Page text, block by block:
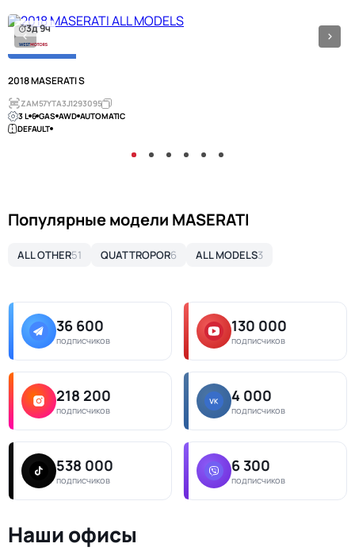
3д 9ч
2018 MASERATI S
ZAM57YTA3J1293095
3 L 6 GAS AWD AUTOMATIC
DEFAULT
Популярные модели MASERATI
ALL OTHER51 QUATTROPOR6 ALL MODELS3
36 600
подписчиков
130 000
подписчиков
218 200
подписчиков
4 000
подписчиков
538 000
подписчиков
6 300
подписчиков
Наши офисы